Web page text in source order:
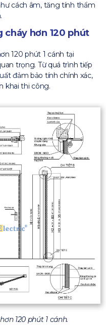
cách âm, tăng tính thẩm
cháy hơn 120 phút
120 phút 1 cánh tại
trọng. Từ quá trình tiếp
đảm bảo tính chính xác,
khai thi công.
120 phút 1 cánh.